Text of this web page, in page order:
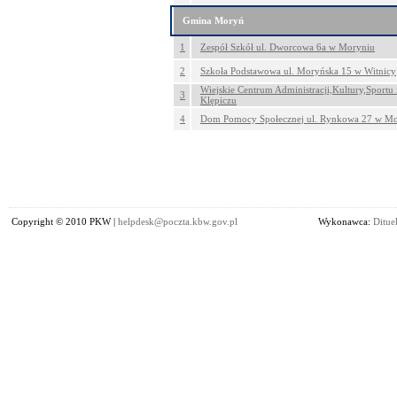
Gmina Moryń
1 Zespół Szkół ul. Dworcowa 6a w Moryniu
2 Szkoła Podstawowa ul. Moryńska 15 w Witnicy
3
Wiejskie Centrum Administracji,Kultury,Sportu
Klępiczu
4
Dom Pomocy Społecznej ul. Rynkowa 27 w
Copyright © 2010 PKW | helpdesk@poczta.kbw.gov.pl Wykonawca: